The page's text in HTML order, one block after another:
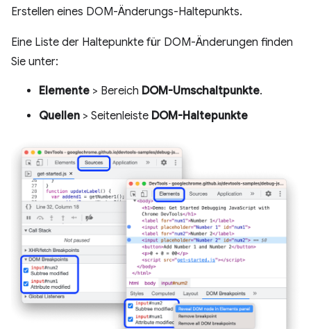
Erstellen eines DOM-Änderungs-Haltepunkts.
Eine Liste der Haltepunkte für DOM-Änderungen finden
Sie unter:
Elemente > Bereich DOM-Umschaltpunkte.
Quellen > Seitenleiste DOM-Haltepunkte